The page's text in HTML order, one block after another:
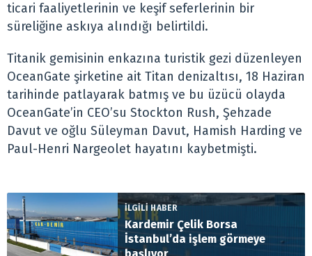
ticari faaliyetlerinin ve keşif seferlerinin bir
süreliğine askıya alındığı belirtildi.
Titanik gemisinin enkazına turistik gezi düzenleyen
OceanGate şirketine ait Titan denizaltısı, 18 Haziran
tarihinde patlayarak batmış ve bu üzücü olayda
OceanGate’in CEO’su Stockton Rush, Şehzade
Davut ve oğlu Süleyman Davut, Hamish Harding ve
Paul-Henri Nargeolet hayatını kaybetmişti.
İLGİLİ HABER
Kardemir Çelik Borsa
İstanbul’da işlem görmeye